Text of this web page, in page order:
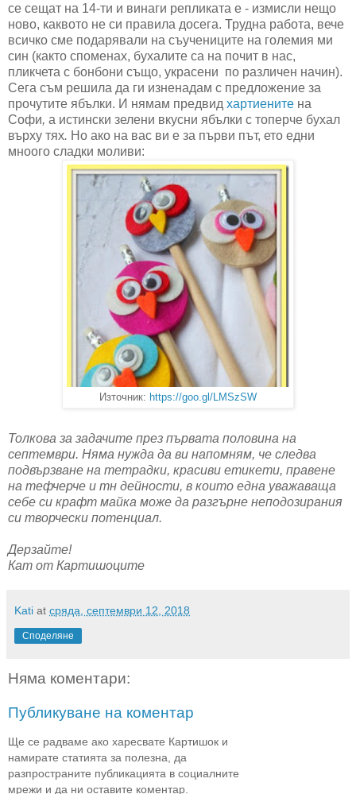
се сещат на 14-ти и винаги репликата е - измисли нещо
ново, каквото не си правила досега. Трудна работа, вече
всичко сме подарявали на съучениците на големия ми
син (както споменах, бухалите са на почит в нас,
пликчета с бонбони също, украсени по различен начин).
Сега съм решила да ги изненадам с предложение за
прочутите ябълки. И нямам предвид хартиените на
Софи, а истински зелени вкусни ябълки с топерче бухал
върху тях. Но ако на вас ви е за първи път, ето едни
мноого сладки моливи:
Източник: https://goo.gl/LMSzSW
Толкова за задачите през първата половина на
септември. Няма нужда да ви напомням, че следва
подвързване на тетрадки, красиви етикети, правене
на тефчерче и тн дейности, в които една уважаваща
себе си крафт майка може да разгърне неподозирания
си творчески потенциал.
Дерзайте!
Кат от Картишоците
Kati at сряда, септември 12, 2018
Споделяне
Няма коментари:
Публикуване на коментар
Ще се радваме ако харесвате Картишок и
намирате статията за полезна, да
разпространите публикацията в социалните
мрежи и да ни оставите коментар.